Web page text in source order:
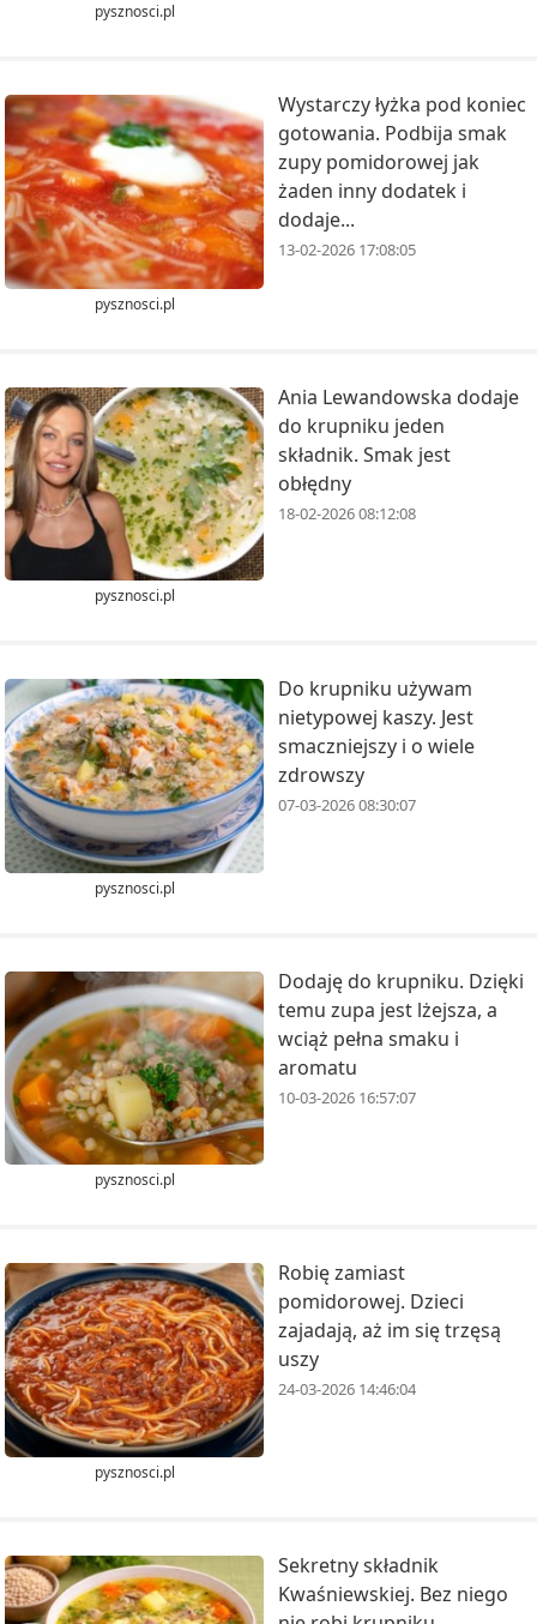
pysznosci.pl
pysznosci.pl
Wystarczy łyżka pod koniec
gotowania. Podbija smak
zupy pomidorowej jak
żaden inny dodatek i
dodaje...
13-02-2026 17:08:05
pysznosci.pl
Ania Lewandowska dodaje
do krupniku jeden
składnik. Smak jest
obłędny
18-02-2026 08:12:08
pysznosci.pl
Do krupniku używam
nietypowej kaszy. Jest
smaczniejszy i o wiele
zdrowszy
07-03-2026 08:30:07
pysznosci.pl
Dodaję do krupniku. Dzięki
temu zupa jest lżejsza, a
wciąż pełna smaku i
aromatu
10-03-2026 16:57:07
pysznosci.pl
Robię zamiast
pomidorowej. Dzieci
zajadają, aż im się trzęsą
uszy
24-03-2026 14:46:04
Sekretny składnik
Kwaśniewskiej. Bez niego